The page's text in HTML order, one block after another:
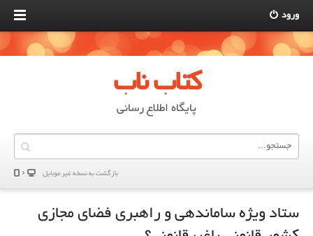
ورود
کتاب ناب
پایگاه اطلاع رسانی
بازگشت به نسخه غير موبایل
ستاد ویژه ساماندهی و راهبری فضای مجازی